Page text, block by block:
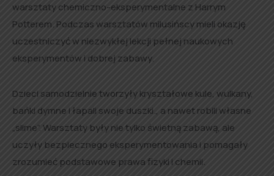
warsztaty chemiczno-eksperymentalne z Harrym
Potterem. Podczas warsztatów milusińscy mieli okazję
uczestniczyć w niezwykłej lekcji pełnej naukowych
eksperymentów i dobrej zabawy.
Dzieci samodzielnie tworzyły kryształowe kule, wulkany,
bańki dymne i łapali swoje duszki., a nawet robili własne
„slime”. Warsztaty były nie tylko świetną zabawą, ale
uczyły bezpiecznego eksperymentowania i pomagały
zrozumieć podstawowe prawa fizyki i chemii.